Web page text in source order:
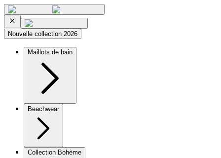
Nouvelle collection 2026
Maillots de bain
Beachwear
Collection Bohème